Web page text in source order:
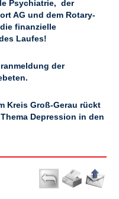
Psychiatrie, der
AG und dem Rotary-
finanzielle
Laufes!
der
Kreis Groß-Gerau rückt
Depression in den